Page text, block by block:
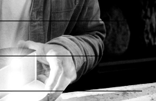
Plafondverlichting
-
track
rails
Wandverlichting
per
ruimte
Woonkamerverlichting
Keukenverlichting
Repair
&
refurbish
Technisch
advies
professionals
Contacteer
een
lokale
vertegenwoordiger